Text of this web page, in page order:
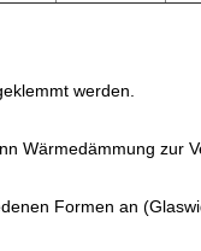
werden.
Wärmedämmung zur
Formen an